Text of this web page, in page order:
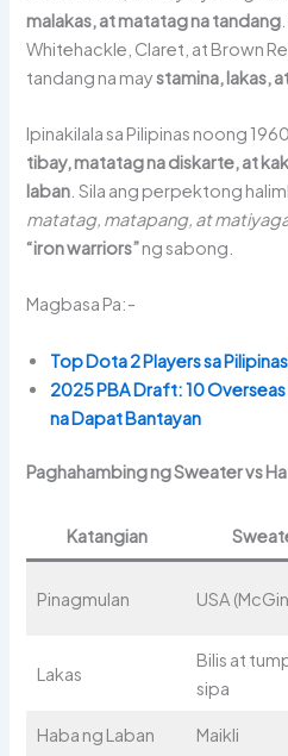
malakas, at matatag na tandang
Whitehackle, Claret, at Brown
tandang na maystamina, lakas,
Ipinakilala sa Pilipinas noong
tibay, matatag na diskarte, at
laban . Sila ang perpektong
matatag, matapang, at
“iron warriors”ng sabong.
Magbasa Pa:-
Top Dota 2 Players sa
2025 PBA Draft: 10
na Dapat Bantayan
Paghahambing ng Sweater vs
Katangian
Pinagmulan USA
Lakas
Bilis at
sipa
Haba ng Laban Maikli